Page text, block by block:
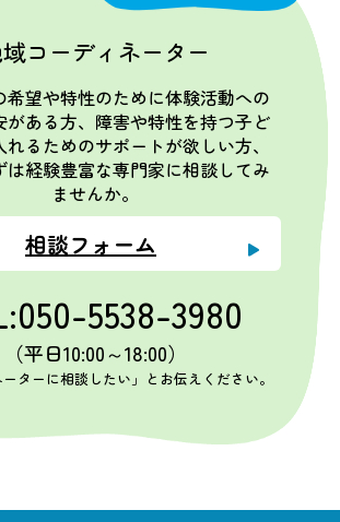
コーディネーター
希望や特性のために体験活動への
がある方、障害や特性を持つ子ど
れるためのサポートが欲しい方、
は経験豊富な専門家に相談してみ
ませんか。
相談フォーム
5538-3980
（平日10:00～18:00）
ーターに相談したい」とお伝えください。